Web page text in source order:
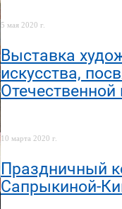
5 мая 2020 г.
Выставка
искусства,
Отечественной
10 марта 2020 г.
Праздничный
Сапрыкиной-